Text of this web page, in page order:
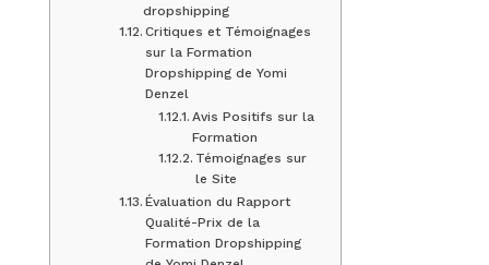
dropshipping
Critiques et Témoignages
sur la Formation
Dropshipping de Yomi
Denzel
Avis Positifs sur la
Formation
Témoignages sur
le Site
Évaluation du Rapport
Qualité-Prix de la
Formation Dropshipping